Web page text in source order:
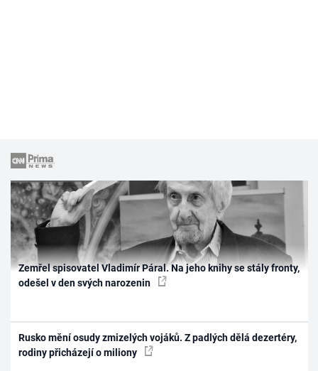
Zemřel spisovatel Vladimír Páral. Na jeho knihy se stály fronty,
odešel v den svých narozenin
Rusko mění osudy zmizelých vojáků. Z padlých dělá dezertéry,
rodiny přicházejí o miliony